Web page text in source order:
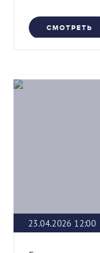
СМОТРЕТЬ
23.04.2026 12:00